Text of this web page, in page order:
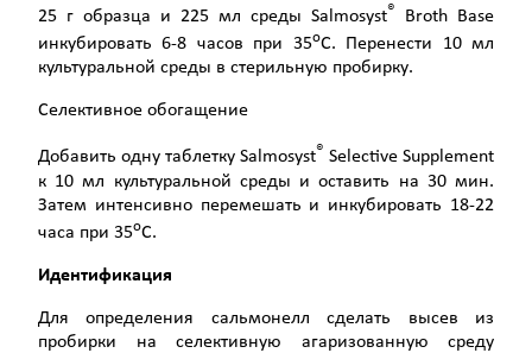
25 г образца и 225 мл среды Salmosyst®
Broth Base
инкубировать 6-8 часов при 35оС. Перенести 10 мл
культуральной среды в стерильную пробирку.
Селективное обогащение
Добавить одну таблетку Salmosyst® Selective Supplement
к 10 мл культуральной среды и оставить на 30 мин.
Затем интенсивно перемешать и инкубировать 18-22
часа при 35оС.
Идентификация
Для определения сальмонелл сделать высев из
пробирки на селективную агаризованную среду